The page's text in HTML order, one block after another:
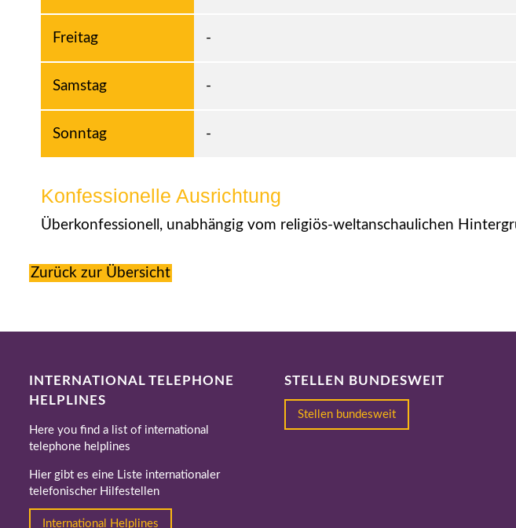
Freitag -
Samstag -
Sonntag -
Konfessionelle Ausrichtung
Überkonfessionell, unabhängig vom religiös-weltanschaulichen
Zurück zur Übersicht
INTERNATIONAL TELEPHONE
HELPLINES
Here you find a list of international
telephone helplines
Hier gibt es eine Liste internationaler
telefonischer Hilfestellen
International Helplines
STELLEN BUNDESWEIT
Stellen bundesweit